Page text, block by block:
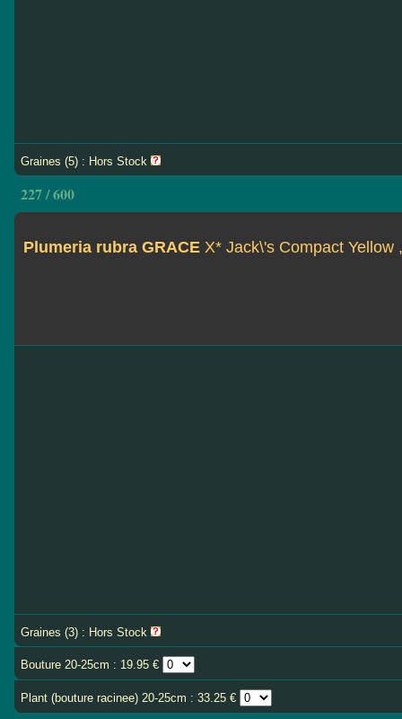
Graines (5) : Hors Stock
227 / 600
Plumeria rubra GRACE X* Jack\'s Compact Yellow
Graines (3) : Hors Stock
Bouture 20-25cm : 19.95 €
Plant (bouture racinee) 20-25cm : 33.25 €